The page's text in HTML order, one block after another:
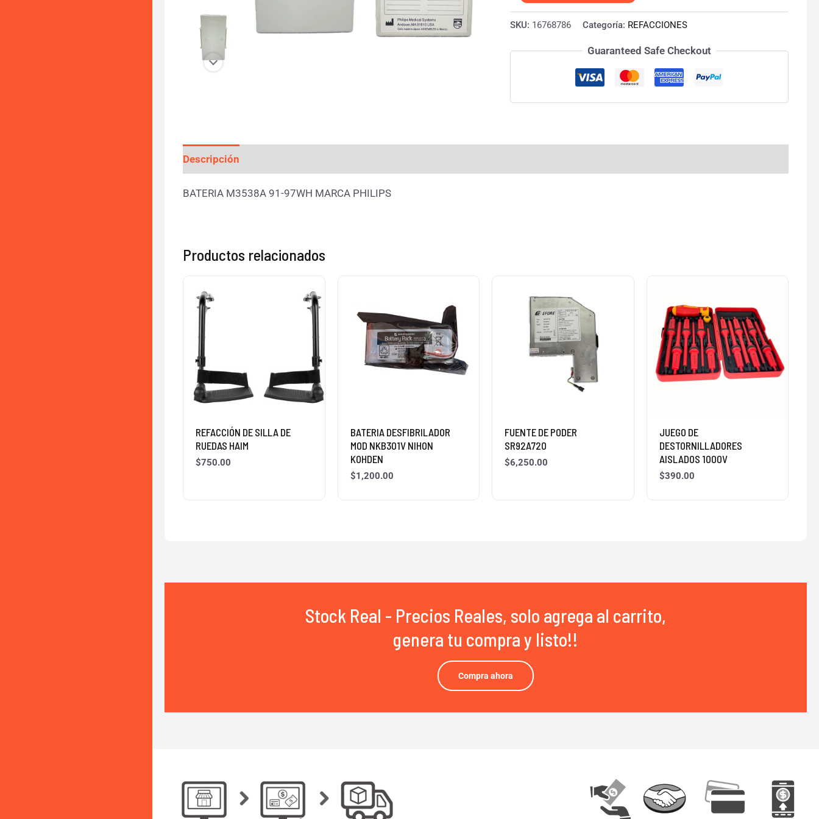
SKU: 16768786 Categoría: REFACCIONES
Guaranteed Safe Checkout
Descripción
BATERIA M3538A 91-97WH MARCA PHILIPS
Productos relacionados
REFACCIÓN DE SILLA DE
RUEDAS HAIM
$750.00
BATERIA DESFIBRILADOR
MOD NKB301V NIHON
KOHDEN
$1,200.00
FUENTE DE PODER
SR92A720
$6,250.00
JUEGO DE
DESTORNILLADORES
AISLADOS 1000V
$390.00
Stock Real - Precios Reales, solo agrega al carrito,
genera tu compra y listo!!
Compra ahora